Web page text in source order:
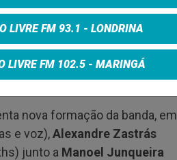
grunge, experimental e
que mantém o peso e a
vez, acrescidos de novos
e espacial” que
nova formação da banda, em
e voz),Alexandre Zastrás
junto a Manoel Junqueira
LIVRE FM 93.1 - LONDRINA
LIVRE FM 102.5 - MARINGÁ